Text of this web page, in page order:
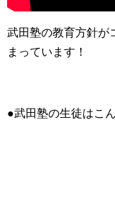
武田塾の教育方針が
まっています！
●武田塾の生徒はこ